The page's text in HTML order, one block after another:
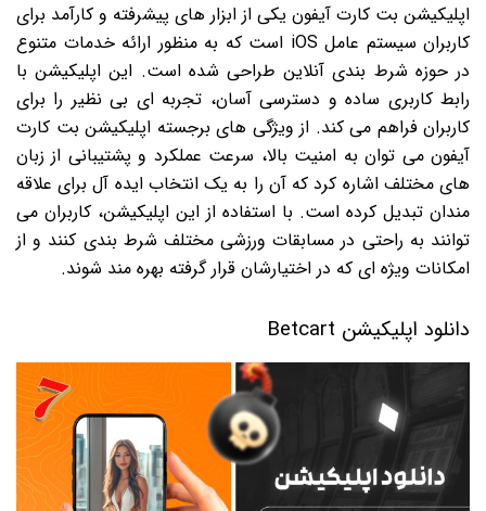
اپلیکیشن بت کارت آیفون یکی از ابزار های پیشرفته و کارآمد برای
کاربران سیستم عامل iOS است که به منظور ارائه خدمات متنوع
در حوزه شرط بندی آنلاین طراحی شده است. این اپلیکیشن با
رابط کاربری ساده و دسترسی آسان، تجربه ای بی نظیر را برای
کاربران فراهم می کند. از ویژگی های برجسته اپلیکیشن بت کارت
آیفون می توان به امنیت بالا، سرعت عملکرد و پشتیبانی از زبان
های مختلف اشاره کرد که آن را به یک انتخاب ایده آل برای علاقه
مندان تبدیل کرده است. با استفاده از این اپلیکیشن، کاربران می
توانند به راحتی در مسابقات ورزشی مختلف شرط بندی کنند و از
امکانات ویژه ای که در اختیارشان قرار گرفته بهره مند شوند.
دانلود اپلیکیشن Betcart